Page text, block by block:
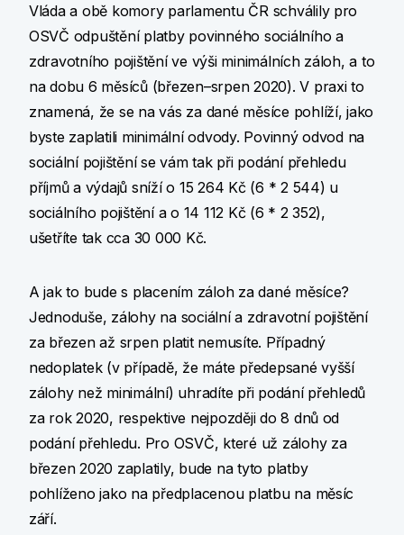
Vláda a obě komory parlamentu ČR schválily pro
OSVČ odpuštění platby povinného sociálního a
zdravotního pojištění ve výši minimálních záloh, a to
na dobu 6 měsíců (březen–srpen 2020). V praxi to
znamená, že se na vás za dané měsíce pohlíží, jako
byste zaplatili minimální odvody. Povinný odvod na
sociální pojištění se vám tak při podání přehledu
příjmů a výdajů sníží o 15 264 Kč (6 * 2 544) u
sociálního pojištění a o 14 112 Kč (6 * 2 352),
ušetříte tak cca 30 000 Kč.
A jak to bude s placením záloh za dané měsíce?
Jednoduše, zálohy na sociální a zdravotní pojištění
za březen až srpen platit nemusíte. Případný
nedoplatek (v případě, že máte předepsané vyšší
zálohy než minimální) uhradíte při podání přehledů
za rok 2020, respektive nejpozději do 8 dnů od
podání přehledu. Pro OSVČ, které už zálohy za
březen 2020 zaplatily, bude na tyto platby
pohlíženo jako na předplacenou platbu na měsíc
září.